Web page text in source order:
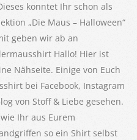
konntet Ihr schon als
„Die Maus – Halloween“
geben wir ab an
Hallo! Hier ist
Nähseite. Einige von Euch
bei Facebook, Instagram
von Stoff & Liebe gesehen.
Ihr aus Eurem
so ein Shirt selbst